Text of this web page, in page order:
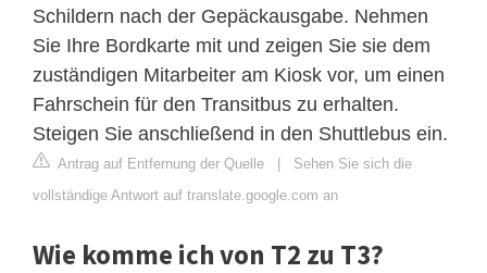
Schildern nach der Gepäckausgabe. Nehmen
Sie Ihre Bordkarte mit und zeigen Sie sie dem
zuständigen Mitarbeiter am Kiosk vor, um einen
Fahrschein für den Transitbus zu erhalten.
Steigen Sie anschließend in den Shuttlebus ein.
Antrag auf Entfernung der Quelle | Sehen Sie sich die
vollständige Antwort auf translate.google.com an
Wie komme ich von T2 zu T3?